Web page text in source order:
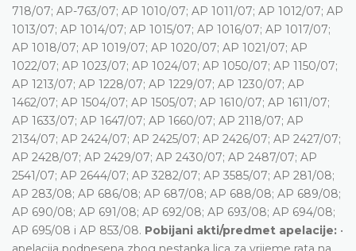
718/07; AP-763/07; AP 1010/07; AP 1011/07; AP 1012/07; AP
1013/07; AP 1014/07; AP 1015/07; AP 1016/07; AP 1017/07;
AP 1018/07; AP 1019/07; AP 1020/07; AP 1021/07; AP
1022/07; AP 1023/07; AP 1024/07; AP 1050/07; AP 1150/07;
AP 1213/07; AP 1228/07; AP 1229/07; AP 1230/07; AP
1462/07; AP 1504/07; AP 1505/07; AP 1610/07; AP 1611/07;
AP 1633/07; AP 1647/07; AP 1660/07; AP 2118/07; AP
2134/07; AP 2424/07; AP 2425/07; AP 2426/07; AP 2427/07;
AP 2428/07; AP 2429/07; AP 2430/07; AP 2487/07; AP
2541/07; AP 2644/07; AP 3282/07; AP 3585/07; AP 281/08;
AP 283/08; AP 686/08; AP 687/08; AP 688/08; AP 689/08;
AP 690/08; AP 691/08; AP 692/08; AP 693/08; AP 694/08;
AP 695/08 i AP 853/08. Pobijani akti/predmet apelacije: •